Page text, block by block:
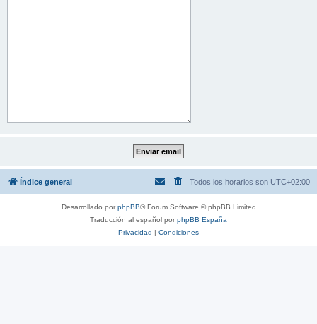
Índice general Todos los horarios son UTC+02:00
Desarrollado porphpBB® Forum Software © phpBB Limited
Traducción al español porphpBB España
Privacidad | Condiciones